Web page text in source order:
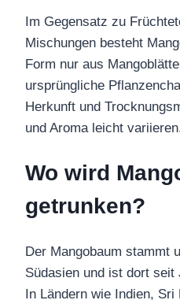
Im Gegensatz zu
Mischungen besteht
Form nur aus
ursprüngliche
Herkunft und
und Aroma leicht
Wo wird
getrunken?
Der Mangobaum stammt
Südasien und ist dort seit
In Ländern wie Indien,